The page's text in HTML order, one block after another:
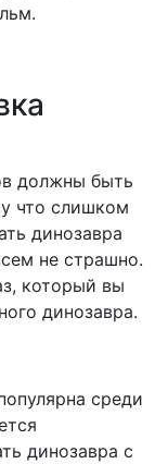
должны быть
что слишком
динозавра
не страшно.
который вы
динозавра.
среди
динозавра с